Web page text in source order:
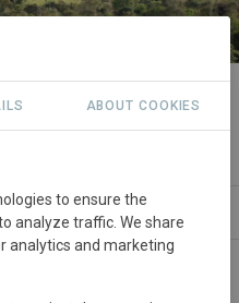
/ DirecTv
SITES CONTACT
ABOUT COOKIES
to ensure the
analyze traffic. We share
analytics and marketing